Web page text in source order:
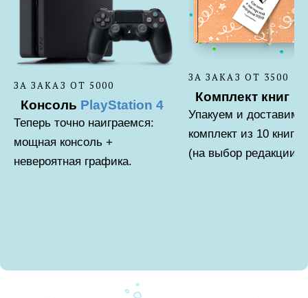
ЗА ЗАКАЗ ОТ 5000
Консоль PlayStation 4
Теперь точно наиграемся:
мощная консоль +
невероятная графика.
ЗА ЗАКАЗ ОТ 3500
Комплект книг
Упакуем и доставим
комплект из 10 книг
(на выбор редакции).